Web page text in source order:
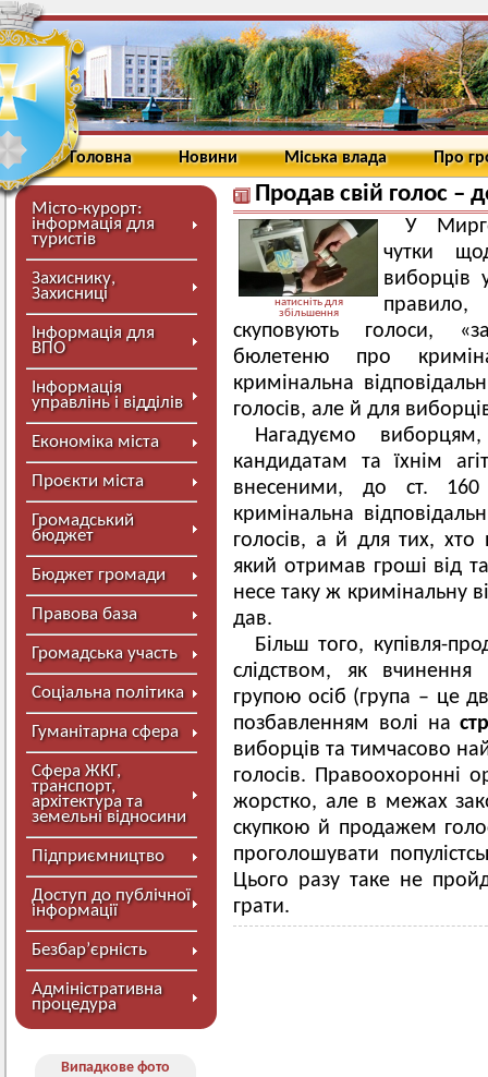
Головна Новини Міська влада Про
Місто-курорт:
інформація для
туристів
Захиснику,
Захисниці
Інформація для
ВПО
Інформація
управлінь і відділів
Економіка міста
Проєкти міста
Громадський
бюджет
Бюджет громади
Правова база
Громадська участь
Соціальна політика
Гуманітарна сфера
Сфера ЖКГ,
транспорт,
архітектура та
земельні відносини
Підприємництво
Доступ до публічної
інформації
Безбар’єрність
Адміністративна
процедура
Випадкове фото
Продав свій голос –
натисніть для
збільшення
У
чутки
виборців
правило,
скуповують голоси,
бюлетеню про
кримінальна
голосів, але й для
Нагадуємо
кандидатам та їхнім
внесеними, до ст. 160
кримінальна
голосів, а й для тих, хто
який отримав гроші від
несе таку ж кримінальну
дав.
Більш того, купівля-
слідством, як
групою осіб (група – це
позбавленням волі на
виборців та тимчасово
голосів. Правоохоронні
жорстко, але в межах
скупкою й продажем
проголошувати
Цього разу таке не
грати.